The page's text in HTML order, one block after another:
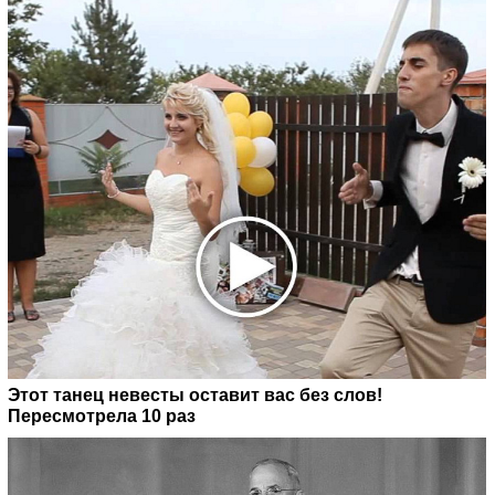
Этот танец невесты оставит вас без слов!
Пересмотрела 10 раз